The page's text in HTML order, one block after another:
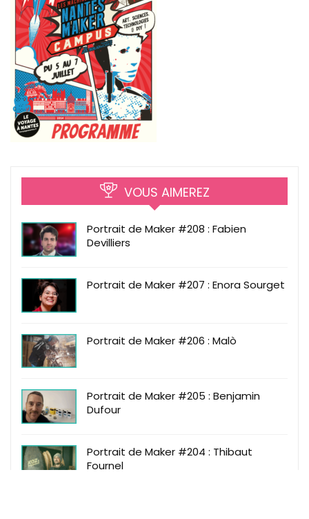
VOUS AIMEREZ
Portrait de Maker #208 : Fabien
Devilliers
Portrait de Maker #207 : Enora Sourget
Portrait de Maker #206 : Malò
Portrait de Maker #205 : Benjamin
Dufour
Portrait de Maker #204 : Thibaut
Fournel